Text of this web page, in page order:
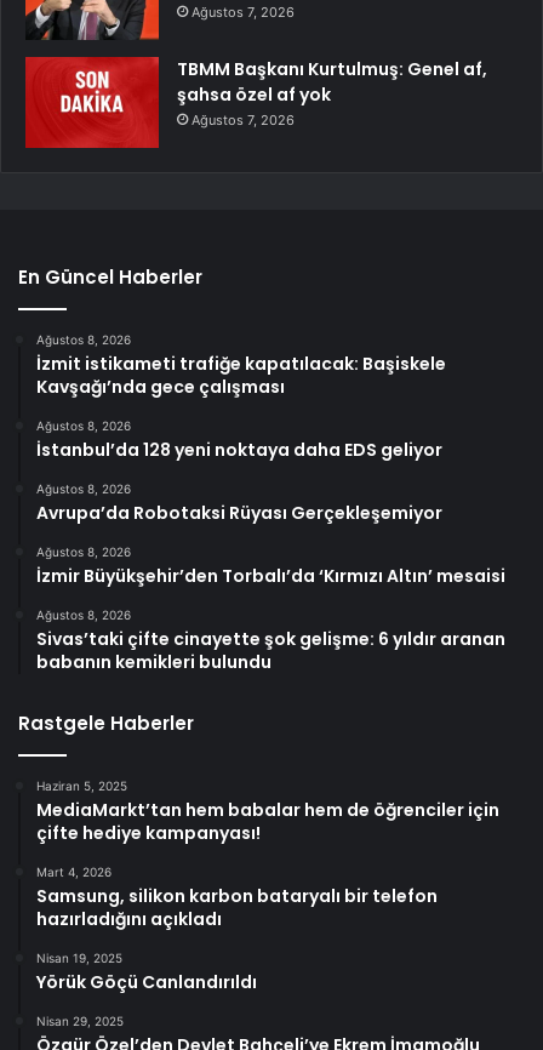
Ağustos 7, 2026
TBMM Başkanı Kurtulmuş: Genel af,
şahsa özel af yok
Ağustos 7, 2026
En Güncel Haberler
Ağustos 8, 2026
İzmit istikameti trafiğe kapatılacak: Başiskele
Kavşağı’nda gece çalışması
Ağustos 8, 2026
İstanbul’da 128 yeni noktaya daha EDS geliyor
Ağustos 8, 2026
Avrupa’da Robotaksi Rüyası Gerçekleşemiyor
Ağustos 8, 2026
İzmir Büyükşehir’den Torbalı’da ‘Kırmızı Altın’ mesaisi
Ağustos 8, 2026
Sivas’taki çifte cinayette şok gelişme: 6 yıldır aranan
babanın kemikleri bulundu
Rastgele Haberler
Haziran 5, 2025
MediaMarkt’tan hem babalar hem de öğrenciler için
çifte hediye kampanyası!
Mart 4, 2026
Samsung, silikon karbon bataryalı bir telefon
hazırladığını açıkladı
Nisan 19, 2025
Yörük Göçü Canlandırıldı
Nisan 29, 2025
Özgür Özel’den Devlet Bahçeli’ye Ekrem İmamoğlu